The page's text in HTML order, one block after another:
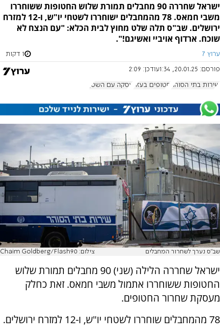
ישראל שחררה 90 מחבלים תמורת שלוש החטופות ששוחררו
משבי חמאס. 78 מהמחבלים ישוחררו לשטחי יו"ש, ו-12 למזרח
ירושלים. שב"ס תלה שלט מחוץ לבית הכלא: "עם הנצח לא
שוכח. ארדוף אויביי ואשיגם!".
ערוץ 7 1 דקות
פורסם: 20.01.25, 1:34 עודכן: 2:09
שירות בתי הסוהר חטופים בעזה עסקה עם השטן
שב"ס נערך לשחרור המחבלים צילום: Chaim Goldberg/Flash90
ישראל שחררה הלילה (שני) 90 מחבלים תמורת שלוש
החטופות ששוחררו אתמול משבי חמאס. זאת כחלק
מעסקת שחרור החטופים.
78 מהמחבלים שוחררו לשטחי יו"ש, ו-12 למזרח ירושלים.